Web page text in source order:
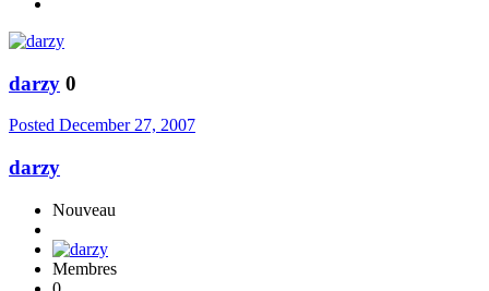
darzy 0
Posted December 27, 2007
darzy
Nouveau
Membres